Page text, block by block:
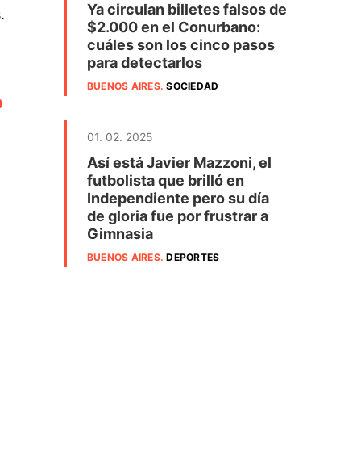
Ya circulan billetes falsos de
$2.000 en el Conurbano:
cuáles son los cinco pasos
para detectarlos
BUENOS AIRES.SOCIEDAD
01. 02. 2025
Así está Javier Mazzoni, el
futbolista que brilló en
Independiente pero su día
de gloria fue por frustrar a
Gimnasia
BUENOS AIRES.DEPORTES